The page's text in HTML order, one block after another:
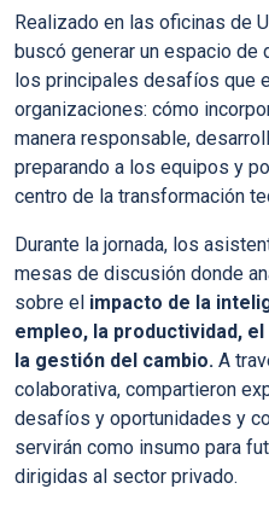
Realizado en las oficinas de
buscó generar un espacio de
los principales desafíos que
organizaciones: cómo
manera responsable,
preparando a los equipos y
centro de la transformación
Durante la jornada, los
mesas de discusión donde
sobre el impacto de la
empleo, la productividad,
la gestión del cambio. A
colaborativa, compartieron
desafíos y oportunidades y
servirán como insumo para
dirigidas al sector privado.